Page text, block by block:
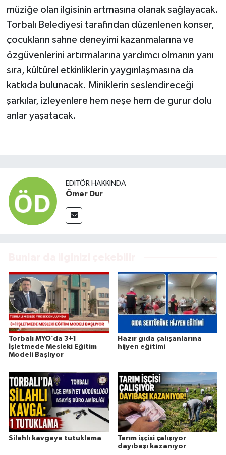
müziğe olan ilgisinin artmasına olanak sağlayacak.
Torbalı Belediyesi tarafından düzenlenen konser,
çocukların sahne deneyimi kazanmalarına ve
özgüvenlerini artırmalarına yardımcı olmanın yanı
sıra, kültürel etkinliklerin yaygınlaşmasına da
katkıda bulunacak. Miniklerin seslendireceği
şarkılar, izleyenlere hem neşe hem de gurur dolu
anlar yaşatacak.
EDITÖR HAKKINDA
Ömer Dur
Torbalı MYO’da 3+1
İşletmede Mesleki Eğitim
Modeli Başlıyor
Hazır gıda çalışanlarına
hijyen eğitimi
Silahlı kavgaya tutuklama
Tarım işçisi çalışıyor
dayıbaşı kazanıyor